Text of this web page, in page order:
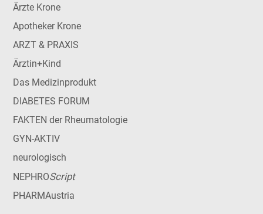
Ärzte Krone
Apotheker Krone
ARZT & PRAXIS
Ärztin+Kind
Das Medizinprodukt
DIABETES FORUM
FAKTEN der Rheumatologie
GYN-AKTIV
neurologisch
NEPHROScript
PHARMAustria